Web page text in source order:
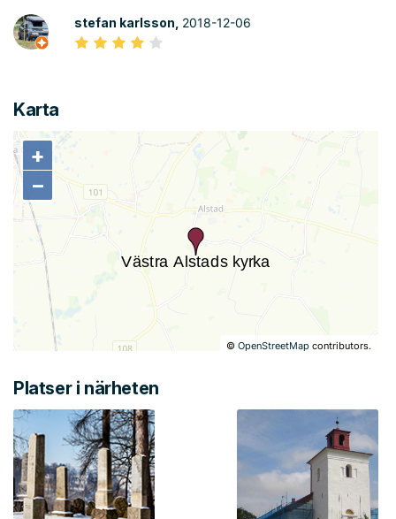
stefan karlsson, 2018-12-06
Karta
+
−
©OpenStreetMap contributors.
+
−
Platser i närheten